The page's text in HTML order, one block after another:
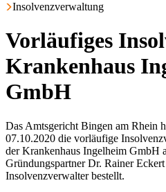
Insolvenzverwaltung
Vorläufiges
Krankenhaus
GmbH
Das Amtsgericht Bingen am Rhein
07.10.2020 die vorläufige
der Krankenhaus Ingelheim GmbH
Gründungspartner Dr. Rainer
Insolvenzverwalter bestellt.